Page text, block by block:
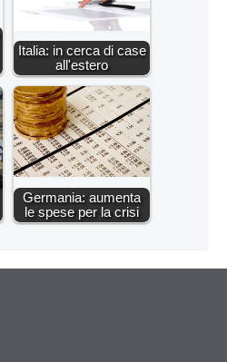
Italia: in cerca di case
all'estero
Germania: aumenta
le spese per la crisi